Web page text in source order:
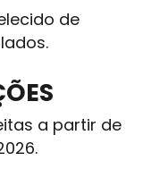
de
a partir de